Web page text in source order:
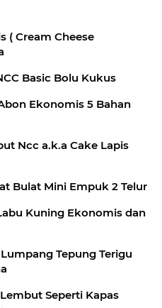
( Cream Cheese
Basic Bolu Kukus
Ekonomis 5 Bahan
Ncc a.k.a Cake Lapis
Bulat Mini Empuk 2 Telur
Kuning Ekonomis dan
Tepung Terigu
Seperti Kapas